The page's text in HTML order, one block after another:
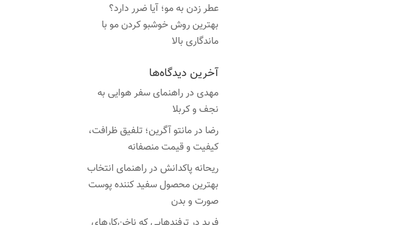
عطر زدن به مو؛ آیا ضرر دارد؟
بهترین روش خوشبو کردن مو با
ماندگاری بالا
آخرین دیدگاه‌ها
مهدی درراهنمای سفر هوایی به
نجف و کربلا
رضا درمانتو آگرین؛ تلفیق ظرافت،
کیفیت و قیمت منصفانه
ریحانه پاکدانش درراهنمای انتخاب
بهترین محصول سفید کننده پوست
صورت و بدن